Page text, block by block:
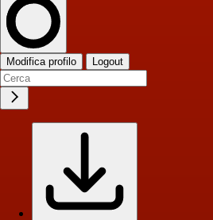
Modifica profilo Logout